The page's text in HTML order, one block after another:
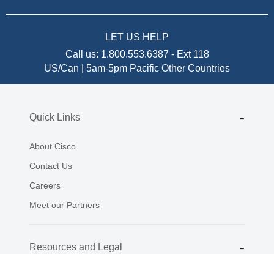
LET US HELP
Call us: 1.800.553.6387 - Ext 118
US/Can | 5am-5pm Pacific Other Countries